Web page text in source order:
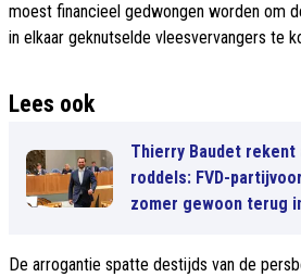
moest financieel gedwongen worden om
in elkaar geknutselde vleesvervangers te
Lees ook
Thierry Baudet rekent
roddels: FVD-
zomer gewoon terug
De arrogantie spatte destijds van de